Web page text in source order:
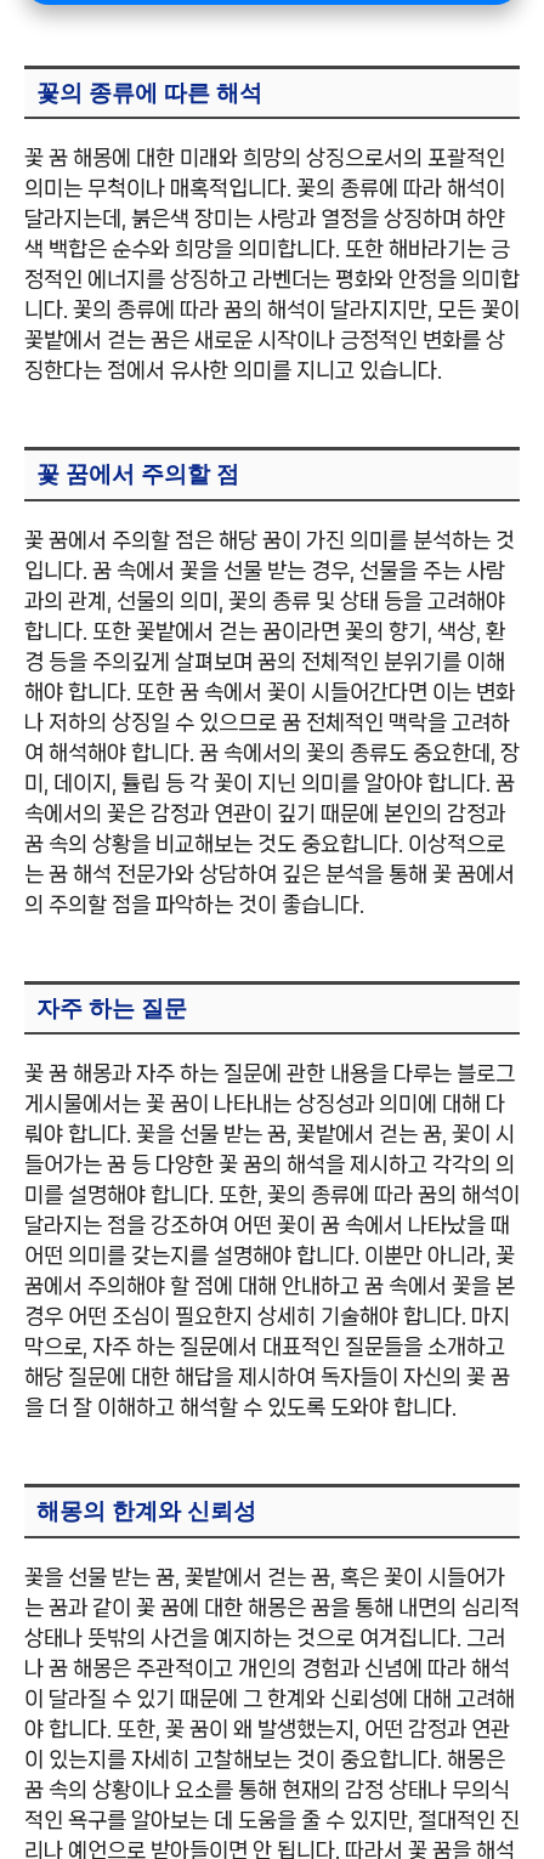
꽃의 종류에 따른 해석
꽃 꿈 해몽에 대한 미래와 희망의 상징으로서의 포괄적인
의미는 무척이나 매혹적입니다. 꽃의 종류에 따라 해석이
달라지는데, 붉은색 장미는 사랑과 열정을 상징하며 하얀
색 백합은 순수와 희망을 의미합니다. 또한 해바라기는 긍
정적인 에너지를 상징하고 라벤더는 평화와 안정을 의미합
니다. 꽃의 종류에 따라 꿈의 해석이 달라지지만, 모든 꽃이
꽃밭에서 걷는 꿈은 새로운 시작이나 긍정적인 변화를 상
징한다는 점에서 유사한 의미를 지니고 있습니다.
꽃 꿈에서 주의할 점
꽃 꿈에서 주의할 점은 해당 꿈이 가진 의미를 분석하는 것
입니다. 꿈 속에서 꽃을 선물 받는 경우, 선물을 주는 사람
과의 관계, 선물의 의미, 꽃의 종류 및 상태 등을 고려해야
합니다. 또한 꽃밭에서 걷는 꿈이라면 꽃의 향기, 색상, 환
경 등을 주의깊게 살펴보며 꿈의 전체적인 분위기를 이해
해야 합니다. 또한 꿈 속에서 꽃이 시들어간다면 이는 변화
나 저하의 상징일 수 있으므로 꿈 전체적인 맥락을 고려하
여 해석해야 합니다. 꿈 속에서의 꽃의 종류도 중요한데, 장
미, 데이지, 튤립 등 각 꽃이 지닌 의미를 알아야 합니다. 꿈
속에서의 꽃은 감정과 연관이 깊기 때문에 본인의 감정과
꿈 속의 상황을 비교해보는 것도 중요합니다. 이상적으로
는 꿈 해석 전문가와 상담하여 깊은 분석을 통해 꽃 꿈에서
의 주의할 점을 파악하는 것이 좋습니다.
자주 하는 질문
꽃 꿈 해몽과 자주 하는 질문에 관한 내용을 다루는 블로그
게시물에서는 꽃 꿈이 나타내는 상징성과 의미에 대해 다
뤄야 합니다. 꽃을 선물 받는 꿈, 꽃밭에서 걷는 꿈, 꽃이 시
들어가는 꿈 등 다양한 꽃 꿈의 해석을 제시하고 각각의 의
미를 설명해야 합니다. 또한, 꽃의 종류에 따라 꿈의 해석이
달라지는 점을 강조하여 어떤 꽃이 꿈 속에서 나타났을 때
어떤 의미를 갖는지를 설명해야 합니다. 이뿐만 아니라, 꽃
꿈에서 주의해야 할 점에 대해 안내하고 꿈 속에서 꽃을 본
경우 어떤 조심이 필요한지 상세히 기술해야 합니다. 마지
막으로, 자주 하는 질문에서 대표적인 질문들을 소개하고
해당 질문에 대한 해답을 제시하여 독자들이 자신의 꽃 꿈
을 더 잘 이해하고 해석할 수 있도록 도와야 합니다.
해몽의 한계와 신뢰성
꽃을 선물 받는 꿈, 꽃밭에서 걷는 꿈, 혹은 꽃이 시들어가
는 꿈과 같이 꽃 꿈에 대한 해몽은 꿈을 통해 내면의 심리적
상태나 뜻밖의 사건을 예지하는 것으로 여겨집니다. 그러
나 꿈 해몽은 주관적이고 개인의 경험과 신념에 따라 해석
이 달라질 수 있기 때문에 그 한계와 신뢰성에 대해 고려해
야 합니다. 또한, 꽃 꿈이 왜 발생했는지, 어떤 감정과 연관
이 있는지를 자세히 고찰해보는 것이 중요합니다. 해몽은
꿈 속의 상황이나 요소를 통해 현재의 감정 상태나 무의식
적인 욕구를 알아보는 데 도움을 줄 수 있지만, 절대적인 진
리나 예언으로 받아들이면 안 됩니다. 따라서 꽃 꿈을 해석